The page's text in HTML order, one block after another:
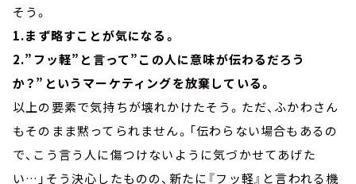
そう。
1.まず略すことが気になる。
2.”フッ軽”と言って”この人に意味が伝わるだろう
か？”というマーケティングを放棄している。
以上の要素で気持ちが壊れかけたそう。ただ、ふかわさん
もそのまま黙ってられません。「伝わらない場合もあるの
で、こう言う人に傷つけないように気づかせてあげた
い…」そう決心したものの、新たに『フッ軽』と言われる機